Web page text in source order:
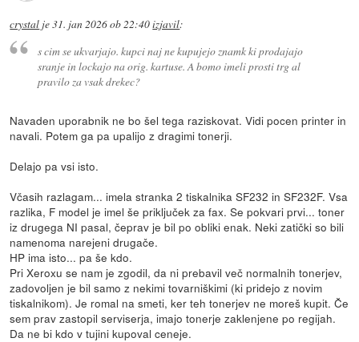
crystal je31. jan 2026 ob 22:40izjavil:
s cim se ukvarjajo. kupci naj ne kupujejo znamk ki prodajajo
sranje in lockajo na orig. kartuse. A bomo imeli prosti trg al
pravilo za vsak drekec?
Navaden uporabnik ne bo šel tega raziskovat. Vidi pocen printer in
navali. Potem ga pa upalijo z dragimi tonerji.
Delajo pa vsi isto.
Včasih razlagam... imela stranka 2 tiskalnika SF232 in SF232F. Vsa
razlika, F model je imel še priključek za fax. Se pokvari prvi... toner
iz drugega NI pasal, čeprav je bil po obliki enak. Neki zatički so bili
namenoma narejeni drugače.
HP ima isto... pa še kdo.
Pri Xeroxu se nam je zgodil, da ni prebavil več normalnih tonerjev,
zadovoljen je bil samo z nekimi tovarniškimi (ki pridejo z novim
tiskalnikom). Je romal na smeti, ker teh tonerjev ne moreš kupit. Če
sem prav zastopil serviserja, imajo tonerje zaklenjene po regijah.
Da ne bi kdo v tujini kupoval ceneje.